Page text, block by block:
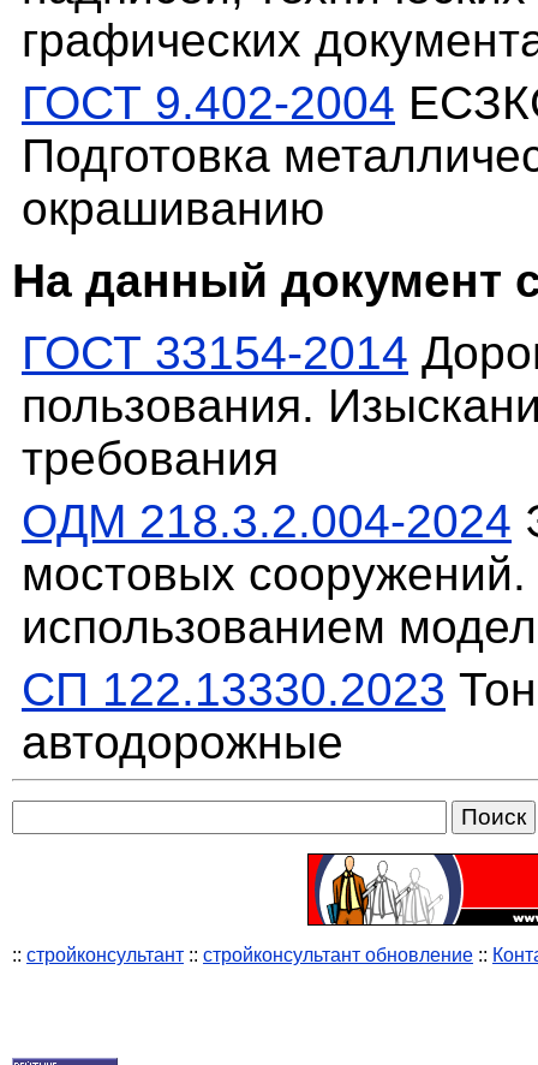
графических
ГОСТ 9.402-2004
Подготовка
окрашиванию
На данный документ
ГОСТ 33154-2014
пользования.
требования
ОДМ 218.3.2.004-2024
мостовых
использованием
СП 122.13330.2023
автодорожные
:: стройконсультант :: стройконсультант обновление ::